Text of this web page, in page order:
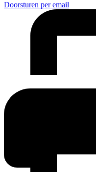
Doorsturen per email